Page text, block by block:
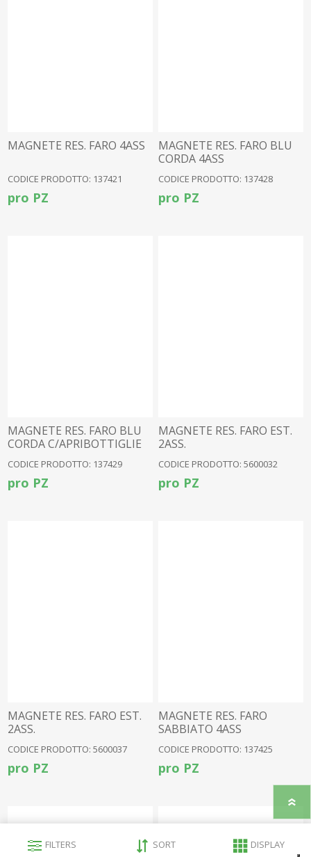
MAGNETE RES. FARO 4ASS
CODICE PRODOTTO: 137421
pro PZ
MAGNETE RES. FARO BLU
CORDA 4ASS
CODICE PRODOTTO: 137428
pro PZ
MAGNETE RES. FARO BLU
CORDA C/APRIBOTTIGLIE
CODICE PRODOTTO: 137429
pro PZ
MAGNETE RES. FARO EST.
2ASS.
CODICE PRODOTTO: 5600032
pro PZ
MAGNETE RES. FARO EST.
2ASS.
CODICE PRODOTTO: 5600037
pro PZ
MAGNETE RES. FARO
SABBIATO 4ASS
CODICE PRODOTTO: 137425
pro PZ
FILTERS SORT DISPLAY